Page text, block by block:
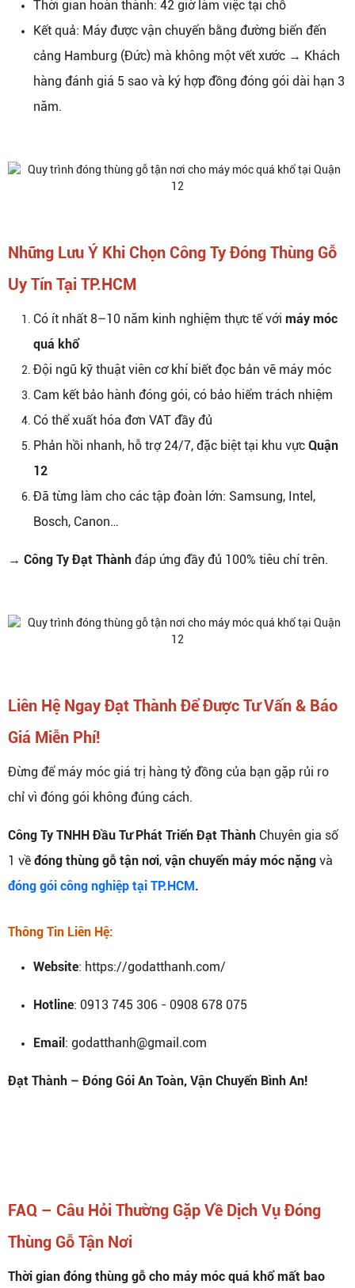
Thời gian hoàn thành: 42 giờ làm việc tại chỗ
Kết quả: Máy được vận chuyển bằng đường biển đến
cảng Hamburg (Đức) mà không một vết xước → Khách
hàng đánh giá 5 sao và ký hợp đồng đóng gói dài hạn 3
năm.
Những Lưu Ý Khi Chọn Công Ty Đóng Thùng Gỗ
Uy Tín Tại TP.HCM
Có ít nhất 8–10 năm kinh nghiệm thực tế với máy móc
quá khổ
Đội ngũ kỹ thuật viên cơ khí biết đọc bản vẽ máy móc
Cam kết bảo hành đóng gói, có bảo hiểm trách nhiệm
Có thể xuất hóa đơn VAT đầy đủ
Phản hồi nhanh, hỗ trợ 24/7, đặc biệt tại khu vực Quận
12
Đã từng làm cho các tập đoàn lớn: Samsung, Intel,
Bosch, Canon…
→ Công Ty Đạt Thành đáp ứng đầy đủ 100% tiêu chí trên.
Liên Hệ Ngay Đạt Thành Để Được Tư Vấn & Báo
Giá Miễn Phí!
Đừng để máy móc giá trị hàng tỷ đồng của bạn gặp rủi ro
chỉ vì đóng gói không đúng cách.
Công Ty TNHH Đầu Tư Phát Triển Đạt Thành Chuyên gia số
1 về đóng thùng gỗ tận nơi, vận chuyển máy móc nặng và
đóng gói công nghiệp tại TP.HCM.
Thông Tin Liên Hệ:
Website: https://godatthanh.com/
Hotline: 0913 745 306 - 0908 678 075
Email : godatthanh@gmail.com
Đạt Thành – Đóng Gói An Toàn, Vận Chuyển Bình An!
FAQ – Câu Hỏi Thường Gặp Về Dịch Vụ Đóng
Thùng Gỗ Tận Nơi
Thời gian đóng thùng gỗ cho máy móc quá khổ mất bao